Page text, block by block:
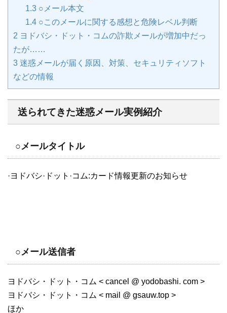
1.3 ○メール本文
1.4 ○このメールに関する感想と危険レベル判断
2 ヨドバシ・ドット・コムの詐欺メールが増加中だっ
たが……
3 迷惑メールが届く原因、対策、セキュリティソフト
などの情報
送られてきた迷惑メール実例紹介
○メールタイトル
·ヨドバシ·ドット·コム:カード情報更新のお知らせ
○メール送信者
ヨドバシ・ドット・コム < cancel @ yodobashi. com >
ヨドバシ・ドット・コム < mail @ gsauw.top >
ほか